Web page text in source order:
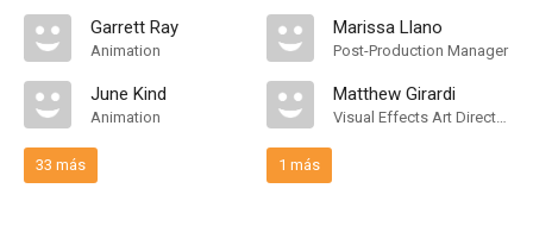
Garrett Ray
Animation
June Kind
Animation
33 más
Marissa Llano
Post-Production Manager
Matthew Girardi
Visual Effects Art Director
1 más